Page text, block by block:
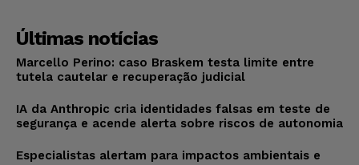
Últimas notícias
Marcello Perino: caso Braskem testa limite entre
tutela cautelar e recuperação judicial
IA da Anthropic cria identidades falsas em teste de
segurança e acende alerta sobre riscos de autonomia
Especialistas alertam para impactos ambientais e